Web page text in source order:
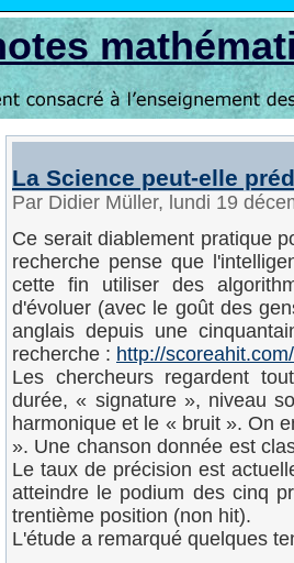
La Science peut-elle
Par Didier Müller, lundi 19
Ce serait diablement pratique
recherche pense que
cette fin utiliser des
d'évoluer (avec le goût des
anglais depuis une
recherche : http://scoreahit.com/
Les chercheurs regardent
durée, « signature », niveau
harmonique et le « bruit ». On
». Une chanson donnée est
Le taux de précision est
atteindre le podium des cinq
trentième position (non hit).
L'étude a remarqué quelques